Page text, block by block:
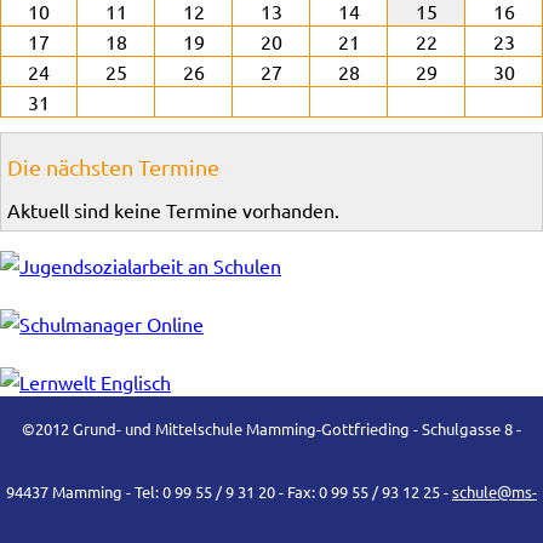
10
11 12 13 14 15
16
17
18 19 20 21 22
23
24
25 26 27 28 29
30
31
Die nächsten Termine
Aktuell sind keine Termine vorhanden.
©2012 Grund- und Mittelschule Mamming-Gottfrieding - Schulgasse 8 -
94437 Mamming - Tel: 0 99 55 / 9 31 20 - Fax: 0 99 55 / 93 12 25 -schule@ms-